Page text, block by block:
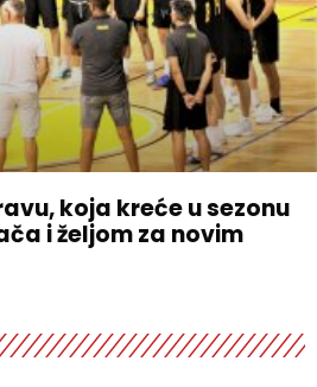
koja kreće u sezonu
i željom za novim